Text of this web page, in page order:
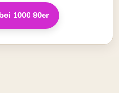
1000 80er